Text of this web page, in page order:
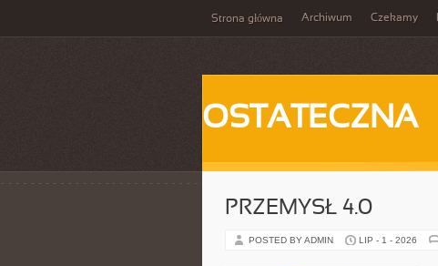
Strona główna Archiwum Czekamy
OSTATECZNA
PRZEMYSŁ 4.0
POSTED BY ADMIN LIP - 1 - 2026